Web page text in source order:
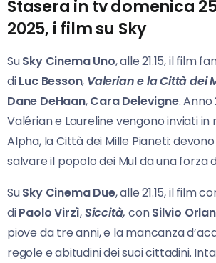
Stasera in tv domenica
2025, i film su Sky
SuSky Cinema Uno, alle 21.15, il film
diLuc Besson, Valerian e la Città dei
Dane DeHaan,Cara Delevigne.
Valérian e Laureline vengono inviati in
Alpha, la Città dei Mille Pianeti:
salvare il popolo dei Mul da una forza
SuSky Cinema Due, alle 21.15, il film
diPaolo Virzì,Siccità, conSilvio
piove da tre anni, e la mancanza
regole e abitudini dei suoi cittadini.